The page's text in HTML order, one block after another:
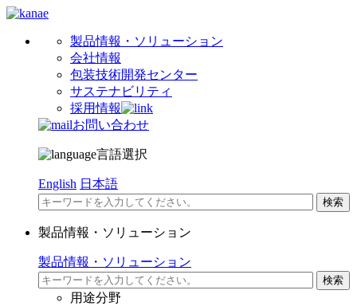
製品情報・ソリューション
会社情報
包装技術開発センター
サステナビリティ
採用情報
お問い合わせ
言語選択
English 日本語
製品情報・ソリューション
製品情報・ソリューション
用途分野